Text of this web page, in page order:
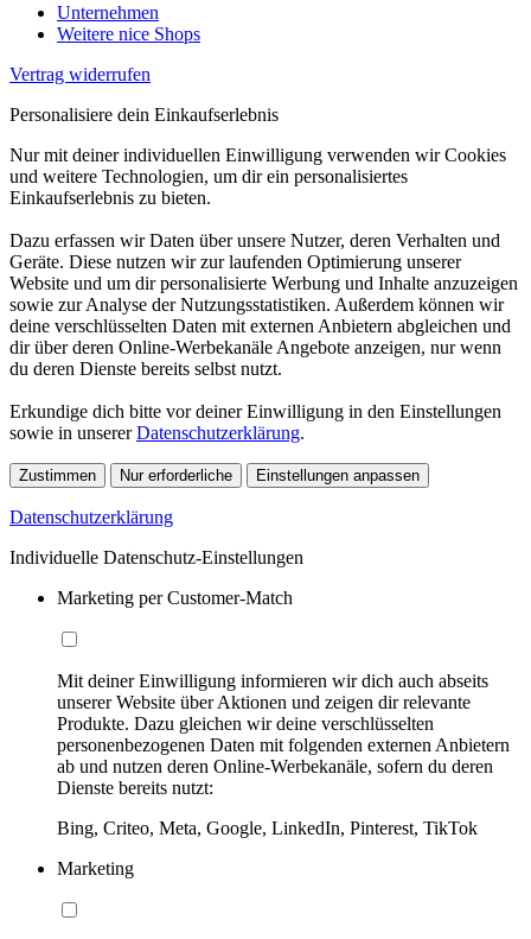
Unternehmen
Weitere nice Shops
Vertrag widerrufen
Personalisiere dein Einkaufserlebnis
Nur mit deiner individuellen Einwilligung verwenden wir Cookies
und weitere Technologien, um dir ein personalisiertes
Einkaufserlebnis zu bieten.
Dazu erfassen wir Daten über unsere Nutzer, deren Verhalten und
Geräte. Diese nutzen wir zur laufenden Optimierung unserer
Website und um dir personalisierte Werbung und Inhalte anzuzeigen
sowie zur Analyse der Nutzungsstatistiken. Außerdem können wir
deine verschlüsselten Daten mit externen Anbietern abgleichen und
dir über deren Online-Werbekanäle Angebote anzeigen, nur wenn
du deren Dienste bereits selbst nutzt.
Erkundige dich bitte vor deiner Einwilligung in den Einstellungen
sowie in unsererDatenschutzerklärung.
Zustimmen Nur erforderliche Einstellungen anpassen
Datenschutzerklärung
Individuelle Datenschutz-Einstellungen
Marketing per Customer-Match
Mit deiner Einwilligung informieren wir dich auch abseits
unserer Website über Aktionen und zeigen dir relevante
Produkte. Dazu gleichen wir deine verschlüsselten
personenbezogenen Daten mit folgenden externen Anbietern
ab und nutzen deren Online-Werbekanäle, sofern du deren
Dienste bereits nutzt:
Bing, Criteo, Meta, Google, LinkedIn, Pinterest, TikTok
Marketing